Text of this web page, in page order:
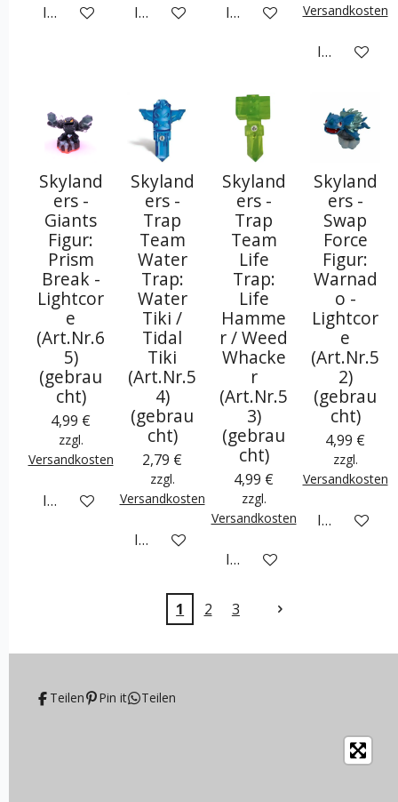
In den WarenkorbIn den WarenkorbIn den Warenkorb
Versandkosten
In den
Skyland
ers -
Giants
Figur:
Prism
Break -
Lightcor
e
(Art.Nr.6
5)
(gebrau
cht)
4,99 €
zzgl.
Versandkosten
In den Warenkorb
Skyland
ers -
Trap
Team
Water
Trap:
Water
Tiki /
Tidal
Tiki
(Art.Nr.5
4)
(gebrau
cht)
2,79 €
zzgl.
Versandkosten
In den Warenkorb
Skyland
ers -
Trap
Team
Life
Trap:
Life
Hamme
r / Weed
Whacke
r
(Art.Nr.5
3)
(gebrau
cht)
4,99 €
zzgl.
Versandkosten
In den Warenkorb
Skyland
ers -
Swap
Force
Figur:
Warnad
o -
Lightcor
e
(Art.Nr.5
2)
(gebrau
cht)
4,99 €
zzgl.
Versandkosten
In den
1 2 3
Teilen Pin it Teilen